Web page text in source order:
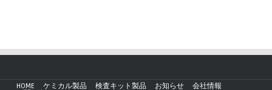
HOME ケミカル製品 検査キット製品 お知らせ
会社情報